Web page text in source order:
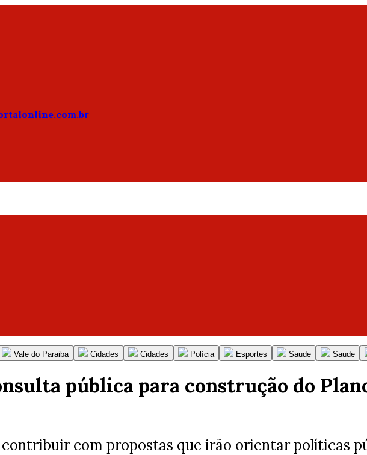
Vale do Paraiba Cidades Cidades Polícia Esportes Saude Saude
pública para construção do
com propostas que irão orientar políticas